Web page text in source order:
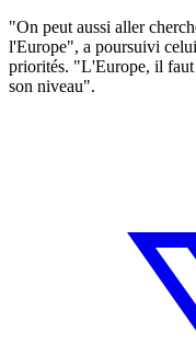
"On peut aussi aller
l'Europe", a poursuivi
priorités. "L'Europe, il faut
son niveau".